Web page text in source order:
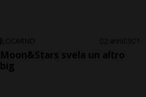
LOCARNO 2 anni 9 1
Moon&Stars svela un altro
big